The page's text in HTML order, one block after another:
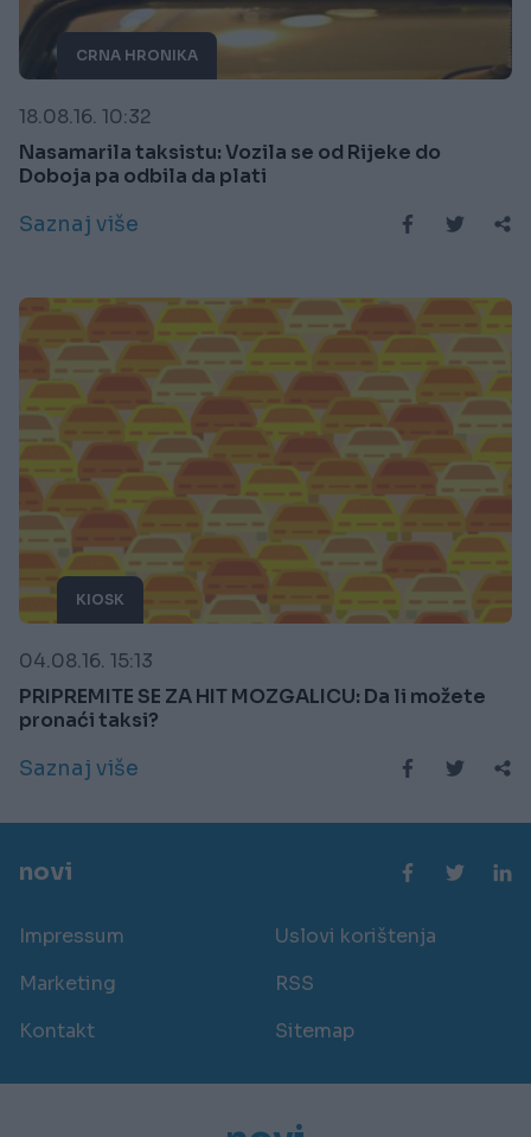
CRNA HRONIKA
18.08.16. 10:32
Nasamarila taksistu: Vozila se od Rijeke do
Doboja pa odbila da plati
Saznaj više
KIOSK
04.08.16. 15:13
PRIPREMITE SE ZA HIT MOZGALICU: Da li možete
pronaći taksi?
Saznaj više
novi
Impressum
Uslovi korištenja
Marketing
RSS
Kontakt
Sitemap